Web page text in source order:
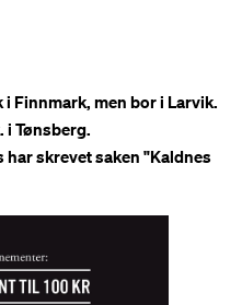
Finnmark, men bor i Larvik.
i Tønsberg.
har skrevet saken "Kaldnes